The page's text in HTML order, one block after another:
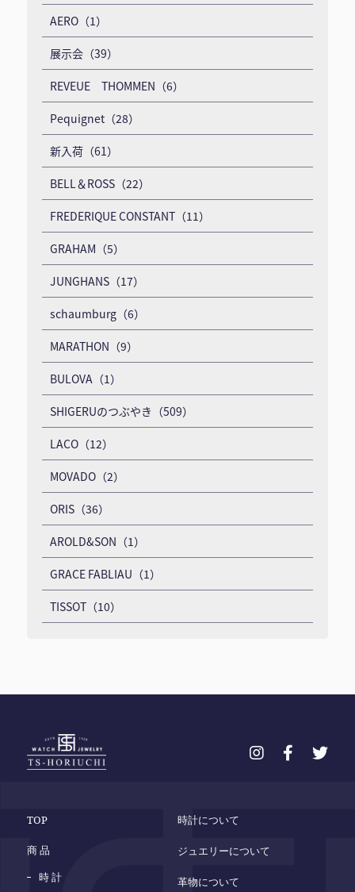
AERO（1）
展示会（39）
REVEUE THOMMEN（6）
Pequignet（28）
新入荷（61）
BELL＆ROSS（22）
FREDERIQUE CONSTANT（11）
GRAHAM（5）
JUNGHANS（17）
schaumburg（6）
MARATHON（9）
BULOVA（1）
SHIGERUのつぶやき（509）
LACO（12）
MOVADO（2）
ORIS（36）
AROLD&SON（1）
GRACE FABLIAU（1）
TISSOT（10）
TOP
商 品
時 計
時計について
ジュエリーについて
革物について